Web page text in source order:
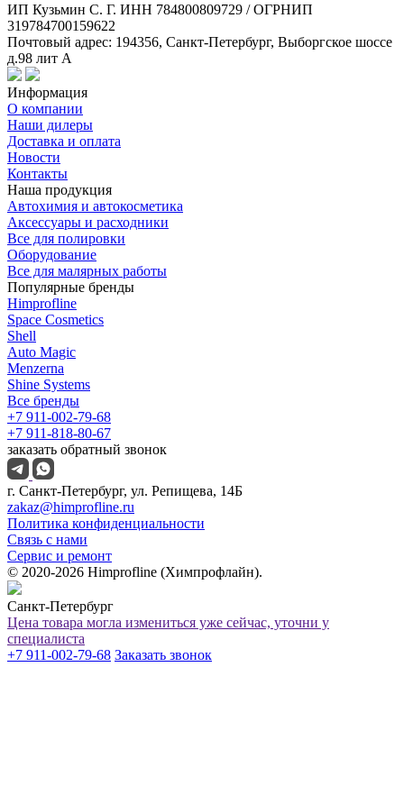
ИП Кузьмин C. Г. ИНН 784800809729 / ОГРНИП
319784700159622
Почтовый адрес: 194356, Санкт-Петербург, Выборгское шоссе
д.98 лит А
Информация
О компании
Наши дилеры
Доставка и оплата
Новости
Контакты
Наша продукция
Автохимия и автокосметика
Аксессуары и расходники
Все для полировки
Оборудование
Все для малярных работы
Популярные бренды
Himprofline
Space Cosmetics
Shell
Auto Magic
Menzerna
Shine Systems
Все бренды
+7 911-002-79-68
+7 911-818-80-67
заказать обратный звонок
г. Санкт-Петербург, ул. Репищева, 14Б
zakaz@himprofline.ru
Политика конфиденциальности
Связь с нами
Сервис и ремонт
© 2020-2026 Himprofline (Химпрофлайн).
Санкт-Петербург
Цена товара могла измениться уже сейчас, уточни у
специалиста
+7 911-002-79-68 Заказать звонок